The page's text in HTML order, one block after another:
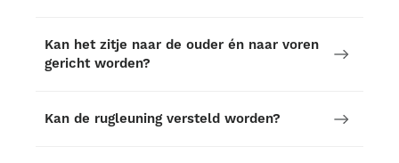
Kan het zitje naar de ouder én naar voren
gericht worden?
Kan de rugleuning versteld worden?